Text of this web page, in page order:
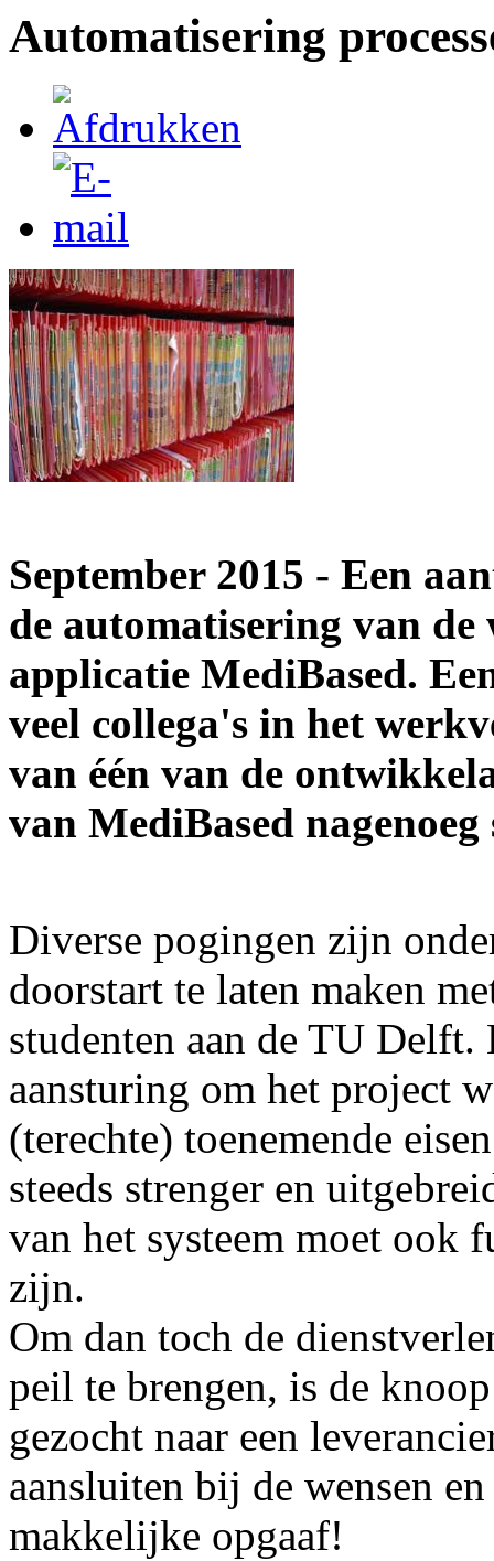
Automatisering
September 2015 - Een
de automatisering van
applicatie MediBased.
veel collega's in het
van één van de
van MediBased
Diverse pogingen zijn
doorstart te laten maken
studenten aan de TU
aansturing om het project
(terechte) toenemende
steeds strenger en
van het systeem moet ook
zijn.
Om dan toch de
peil te brengen, is de
gezocht naar een
aansluiten bij de wensen
makkelijke opgaaf!